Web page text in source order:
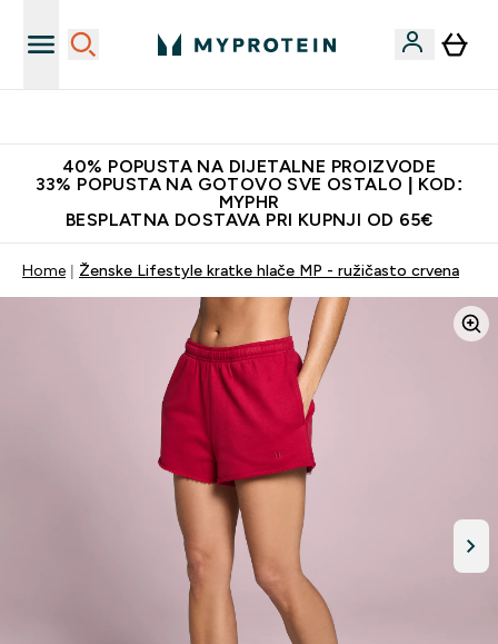
40% POPUSTA NA DIJETALNE PROIZVODE
33% POPUSTA NA GOTOVO SVE OSTALO | KOD:
MYPHR
BESPLATNA DOSTAVA PRI KUPNJI OD 65€
Home Ženske Lifestyle kratke hlače MP - ružičasto crvena